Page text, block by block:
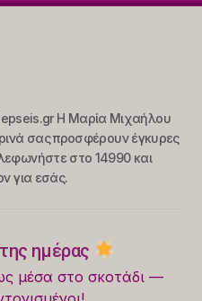
Η Μαρία Μιχαήλου
σας προσφέρουν έγκυρες
στο 14990 και
για εσάς.
ημέρας
μέσα στο σκοτάδι —